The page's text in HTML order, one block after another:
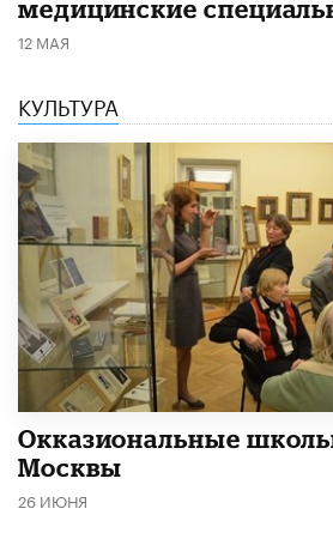
медицинские
12 МАЯ
КУЛЬТУРА
​Окказиональные
Москвы
26 ИЮНЯ